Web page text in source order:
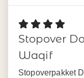
Stopover
Waqif
Stopoverpakket